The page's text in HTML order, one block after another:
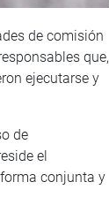
de comisión
que,
ejecutarse y
de
el
conjunta y